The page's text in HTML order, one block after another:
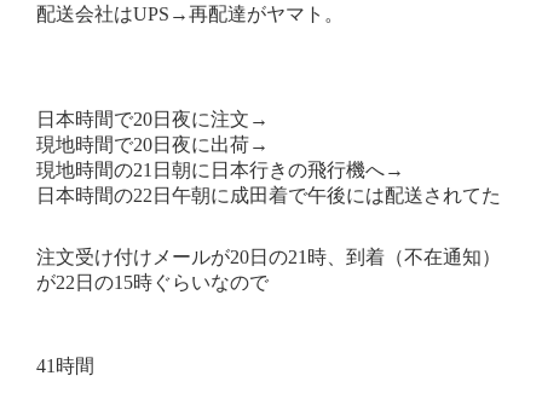
配送会社はUPS→再配達がヤマト。
日本時間で20日夜に注文→
現地時間で20日夜に出荷→
現地時間の21日朝に日本行きの飛行機へ→
日本時間の22日午朝に成田着で午後には配送されてた
注文受け付けメールが20日の21時、到着（不在通知）
が22日の15時ぐらいなので
41時間